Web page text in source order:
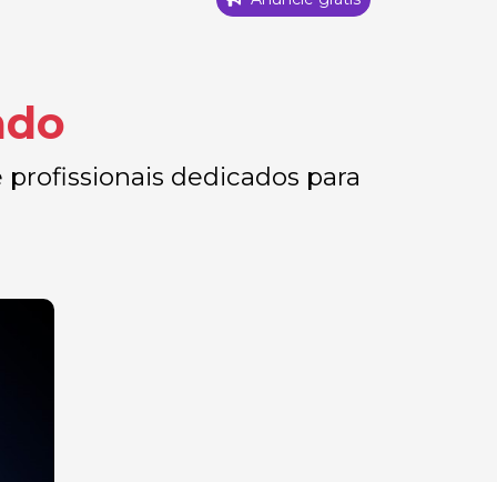
profissionais dedicados para